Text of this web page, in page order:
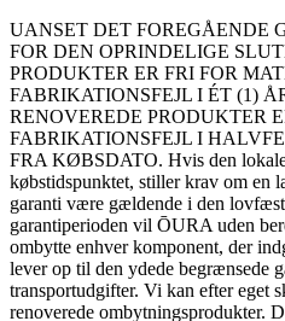
UANSET DET FOREGÅENDE
FOR DEN OPRINDELIGE
PRODUKTER ER FRI FOR
FABRIKATIONSFEJL I ÉT (1)
RENOVEREDE PRODUKTER
FABRIKATIONSFEJL I
FRA KØBSDATO. Hvis den
købstidspunktet, stiller krav om en
garanti være gældende i den
garantiperioden vil ŌURA uden
ombytte enhver komponent, der
lever op til den ydede begrænsede
transportudgifter. Vi kan efter eget
renoverede ombytningsprodukter.